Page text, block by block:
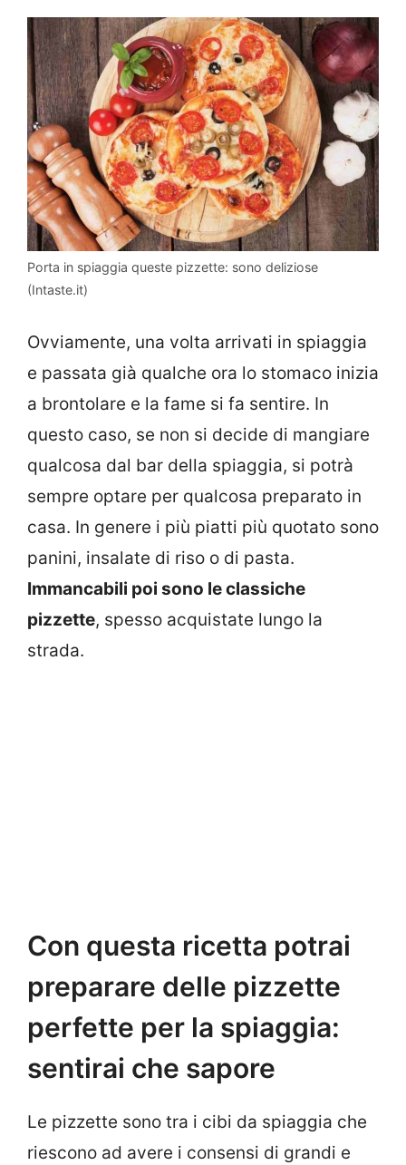
Porta in spiaggia queste pizzette: sono deliziose
(Intaste.it)
Ovviamente, una volta arrivati in spiaggia
e passata già qualche ora lo stomaco inizia
a brontolare e la fame si fa sentire. In
questo caso, se non si decide di mangiare
qualcosa dal bar della spiaggia, si potrà
sempre optare per qualcosa preparato in
casa. In genere i più piatti più quotato sono
panini, insalate di riso o di pasta.
Immancabili poi sono le classiche
pizzette, spesso acquistate lungo la
strada.
Con questa ricetta potrai
preparare delle pizzette
perfette per la spiaggia:
sentirai che sapore
Le pizzette sono tra i cibi da spiaggia che
riescono ad avere i consensi di grandi e